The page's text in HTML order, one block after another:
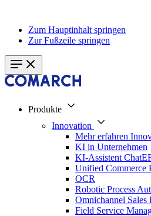
Zum Hauptinhalt springen
Zur Fußzeile springen
Produkte
Innovation
Mehr erfahren
KI in Unternehmen
KI-Assistent
Unified Commerce
OCR
Robotic Process
Omnichannel Sales
Field Service